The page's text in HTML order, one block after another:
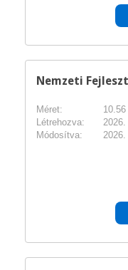
Nemzeti
Méret:
Létrehozva:
2026.
Módosítva:
2026.